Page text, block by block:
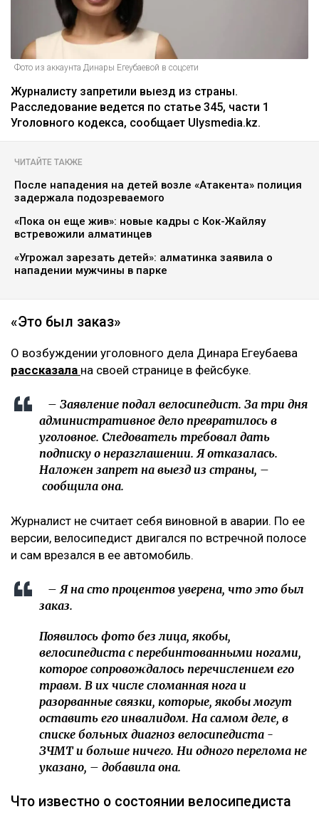
Фото из аккаунта Динары Егеубаевой в соцсети
Журналисту запретили выезд из страны.
Расследование ведется по статье 345, части 1
Уголовного кодекса, сообщает Ulysmedia.kz.
ЧИТАЙТЕ ТАКЖЕ
После нападения на детей возле «Атакента» полиция
задержала подозреваемого
«Пока он еще жив»: новые кадры с Кок-Жайляу
встревожили алматинцев
«Угрожал зарезать детей»: алматинка заявила о
нападении мужчины в парке
«Это был заказ»
О возбуждении уголовного дела Динара Егеубаева
рассказала на своей странице в фейсбуке.
– Заявление подал велосипедист. За три дня
административное дело превратилось в
уголовное. Следователь требовал дать
подписку о неразглашении. Я отказалась.
Наложен запрет на выезд из страны, –
сообщила она.
Журналист не считает себя виновной в аварии. По ее
версии, велосипедист двигался по встречной полосе
и сам врезался в ее автомобиль.
– Я на сто процентов уверена, что это был
заказ.
Появилось фото без лица, якобы,
велосипедиста с перебинтованными ногами,
которое сопровождалось перечислением его
травм. В их числе сломанная нога и
разорванные связки, которые, якобы могут
оставить его инвалидом. На самом деле, в
списке больных диагноз велосипедиста -
ЗЧМТ и больше ничего. Ни одного перелома не
указано, – добавила она.
Что известно о состоянии велосипедиста